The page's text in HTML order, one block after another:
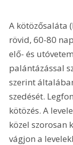
A kötözősaláta
rövid, 60-80
elő- és
palántázással
szerint
szedését.
kötözés. A
közel szorosan
vágjon a